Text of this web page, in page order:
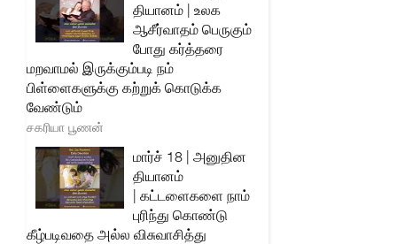
தியானம் | உலக
ஆசீர்வாதம் பெருகும்
போது கர்த்தரை
மறவாமல் இருக்கும்படி நம்
பிள்ளைகளுக்கு கற்றுக் கொடுக்க
வேண்டும்
சகரியா பூணன்
மார்ச் 18 | அனுதின
தியானம்
| கட்டளைகளை நாம்
புரிந்து கொண்டு
கீழ்படிவதை அல்ல விசுவாசித்து